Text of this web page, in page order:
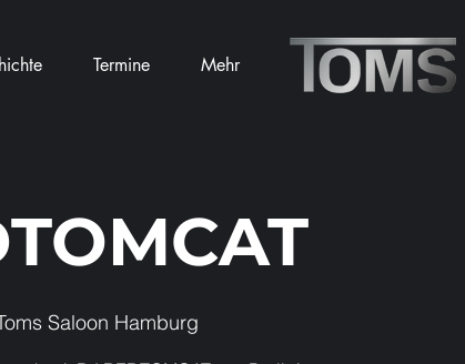
Termine Mehr
Saloon Hamburg